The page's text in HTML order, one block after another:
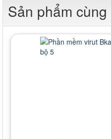
Sản phẩm cùng